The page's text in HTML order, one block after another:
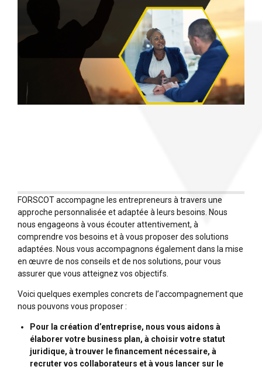
FORSCOT accompagne les entrepreneurs à travers une
approche personnalisée et adaptée à leurs besoins. Nous
nous engageons à vous écouter attentivement, à
comprendre vos besoins et à vous proposer des solutions
adaptées. Nous vous accompagnons également dans la mise
en œuvre de nos conseils et de nos solutions, pour vous
assurer que vous atteignez vos objectifs.
Voici quelques exemples concrets de l’accompagnement que
nous pouvons vous proposer :
Pour la création d’entreprise, nous vous aidons à
élaborer votre business plan, à choisir votre statut
juridique, à trouver le financement nécessaire, à
recruter vos collaborateurs et à vous lancer sur le